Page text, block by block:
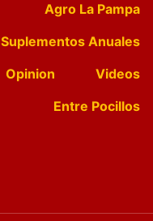
Agro La Pampa
Suplementos Anuales
Opinion
Videos
Entre Pocillos